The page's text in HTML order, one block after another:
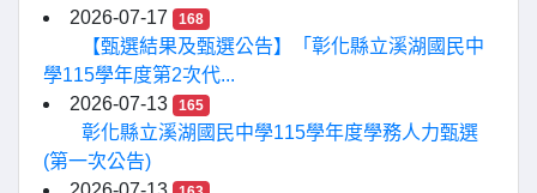
2026-07-17
168
【甄選結果及甄選公告】「彰化縣立溪湖國民中
學115學年度第2次代...
2026-07-13
165
彰化縣立溪湖國民中學115學年度學務人力甄選
(第一次公告)